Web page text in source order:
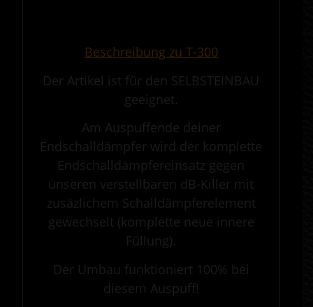
Beschreibung zu T-300
Der Artikel ist für den SELBSTEINBAU
geeignet.
Am Auspuffende deiner
Endschalldämpfer wird der komplette
Endschalldämpfereinsatz gegen
unseren verstellbaren dB-Killer mit
zusäzlichem Schalldämpferelement
gewechselt (komplette neue innere
Füllung).
Der Umbau funktioniert 100% bei
diesem Auspuff!